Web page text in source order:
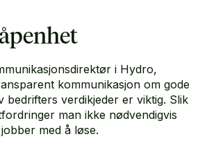
i Hydro,
kommunikasjon om gode
bedrifters verdikjeder er viktig. Slik
man ikke nødvendigvis
med å løse.